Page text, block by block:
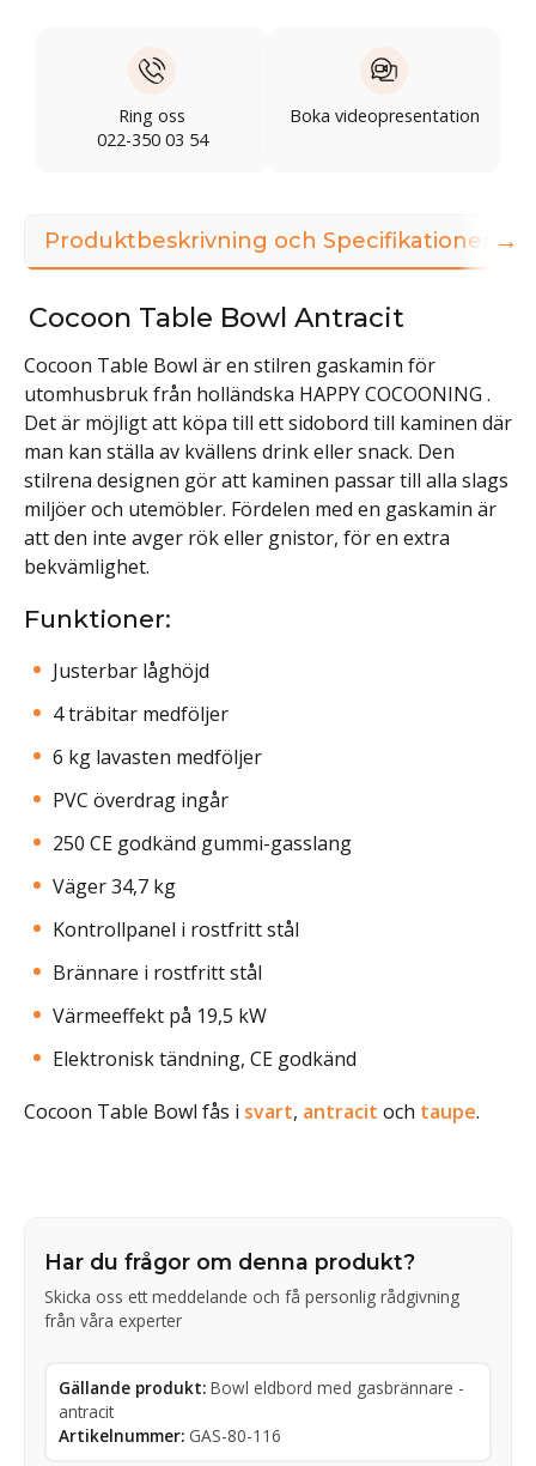
Ring oss
022-350 03 54
Boka videopresentation
Produktbeskrivning och Specifikationer
Cocoon Table Bowl Antracit
Cocoon Table Bowl är en stilren gaskamin för
utomhusbruk från holländska HAPPY COCOONING .
Det är möjligt att köpa till ett sidobord till kaminen där
man kan ställa av kvällens drink eller snack. Den
stilrena designen gör att kaminen passar till alla slags
miljöer och utemöbler. Fördelen med en gaskamin är
att den inte avger rök eller gnistor, för en extra
bekvämlighet.
Funktioner:
Justerbar låghöjd
4 träbitar medföljer
6 kg lavasten medföljer
PVC överdrag ingår
250 CE godkänd gummi-gasslang
Väger 34,7 kg
Kontrollpanel i rostfritt stål
Brännare i rostfritt stål
Värmeeffekt på 19,5 kW
Elektronisk tändning, CE godkänd
Cocoon Table Bowl fås i svart, antracit och taupe.
Har du frågor om denna produkt?
Skicka oss ett meddelande och få personlig rådgivning
från våra experter
Gällande produkt: Bowl eldbord med gasbrännare -
antracit
Artikelnummer: GAS-80-116
→